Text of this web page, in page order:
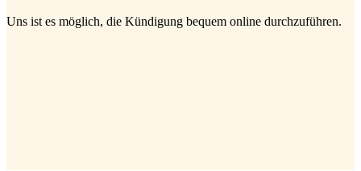
Uns ist es möglich, die Kündigung bequem online durchzuführen.